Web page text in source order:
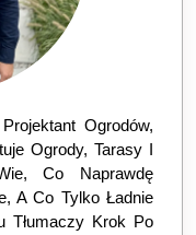
Ogrodów,
Ogrody, Tarasy I
Co Naprawdę
A Co Tylko Ładnie
Tłumaczy Krok Po